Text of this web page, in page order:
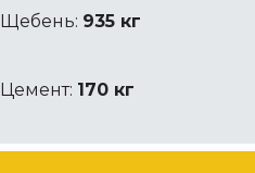
Щебень: 935 кг
Цемент: 170 кг